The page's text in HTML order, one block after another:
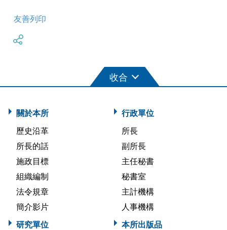
友善列印
關於本所
歷史沿革
所長的話
施政目標
組織編制
法令規章
簡介影片
行政單位
所長
副所長
主任秘書
秘書室
主計機構
人事機構
研究單位 本所出版品